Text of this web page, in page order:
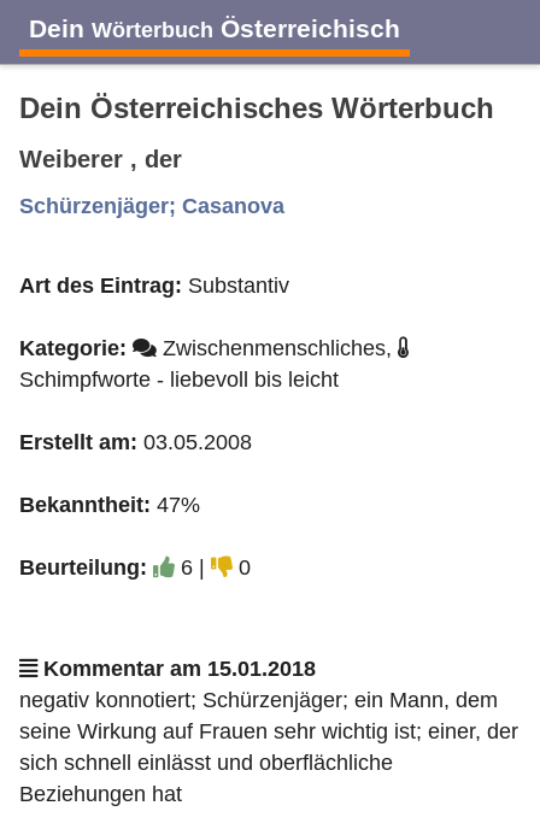
Dein Wörterbuch Österreichisch
A B C D E
J K L M N
S T U V W X
Dein Österreichisches Wörterbuch
Weiberer , der
Schürzenjäger; Casanova
Art des Eintrag: Substantiv
Kategorie:
Zwischenmenschliches,
Schimpfworte - liebevoll bis leicht
Erstellt am: 03.05.2008
Bekanntheit: 47%
Beurteilung: 6 | 0
Kommentar am 15.01.2018
negativ konnotiert; Schürzenjäger; ein Mann, dem
seine Wirkung auf Frauen sehr wichtig ist; einer, der
sich schnell einlässt und oberflächliche
Beziehungen hat